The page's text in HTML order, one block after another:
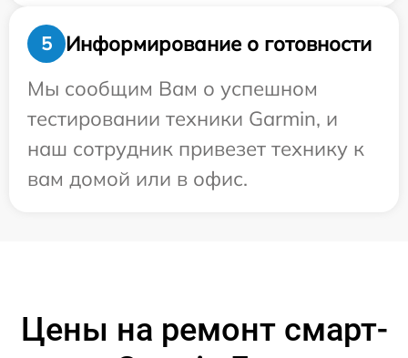
5
Информирование о готовности
Мы сообщим Вам о успешном
тестировании техники Garmin, и
наш сотрудник привезет технику к
вам домой или в офис.
Цены на ремонт смарт-